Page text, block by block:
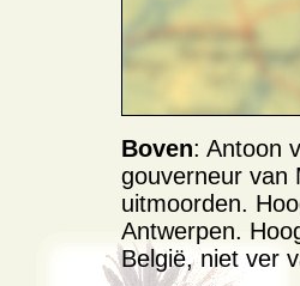
Boven: Antoon
gouverneur van
uitmoorden.
Antwerpen.
België, niet ver